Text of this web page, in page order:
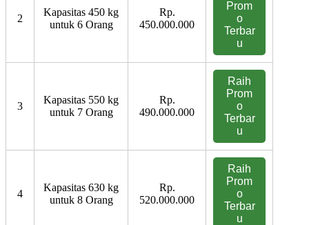
2
Kapasitas 450 kg
untuk 6 Orang
Rp.
450.000.000
Prom
o
Terbar
u
3
Kapasitas 550 kg
untuk 7 Orang
Rp.
490.000.000
Raih
Prom
o
Terbar
u
4
Kapasitas 630 kg
untuk 8 Orang
Rp.
520.000.000
Raih
Prom
o
Terbar
u